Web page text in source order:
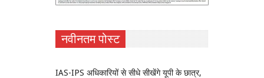
नवीनतम पोस्ट
IAS-IPS अधिकारियों से सीधे सीखेंगे यूपी के छात्र,